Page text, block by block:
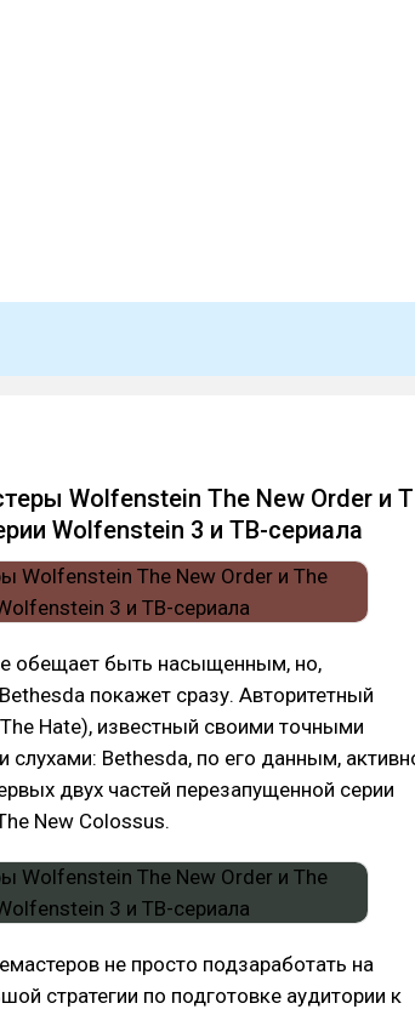
Wolfenstein The New Order и
Wolfenstein 3 и ТВ-сериала
обещает быть насыщенным, но,
покажет сразу. Авторитетный
Hate), известный своими точными
слухами: Bethesda, по его данным,
двух частей перезапущенной серии
New Colossus.
не просто подзаработать на
стратегии по подготовке аудитории к